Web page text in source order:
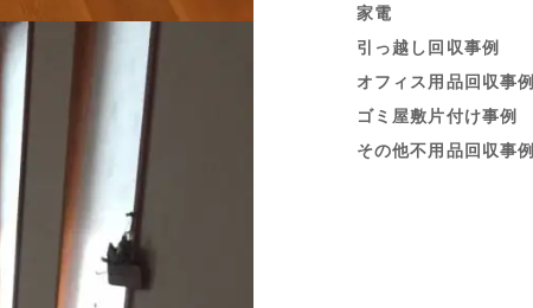
家電
引っ越し回収事例
オフィス用品回収事例
ゴミ屋敷片付け事例
その他不用品回収事例